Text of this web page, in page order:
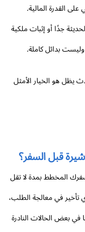
المالية.
جدًا أو إثبات ملكية
بدائل كاملة.
هو الخيار الأمثل
قبل السفر؟
المخطط بمدة لا تقل
في معالجة الطلب،
قد تصل إلى 45 يومًا في بعض الحالات النادرة